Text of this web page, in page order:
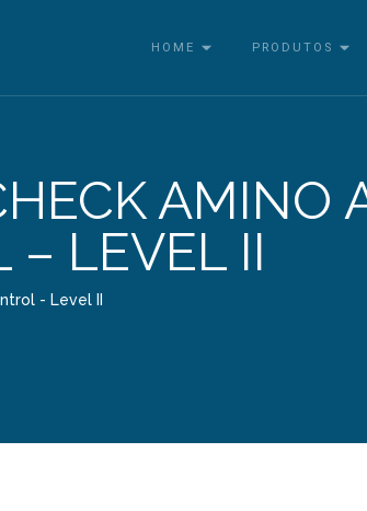
HOME PRODUTOS
AMINO
– LEVEL II
- Level II